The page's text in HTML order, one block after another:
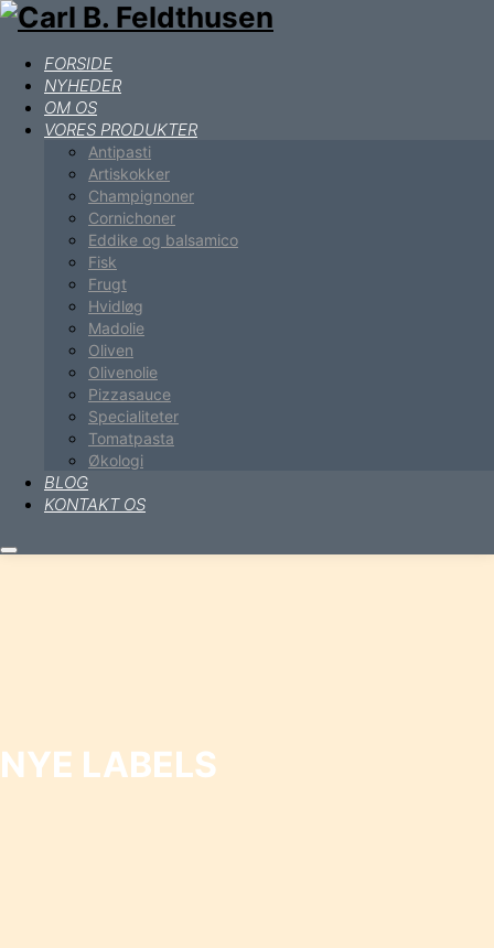
FORSIDE
NYHEDER
OM OS
VORES PRODUKTER
Antipasti
Artiskokker
Champignoner
Cornichoner
Eddike og balsamico
Fisk
Frugt
Hvidløg
Madolie
Oliven
Olivenolie
Pizzasauce
Specialiteter
Tomatpasta
Økologi
BLOG
KONTAKT OS
Hovedmenu
NYE LABELS